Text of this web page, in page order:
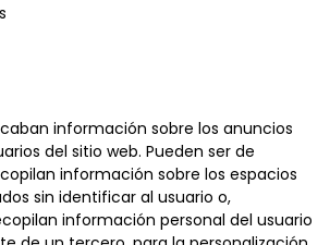
información sobre los anuncios
del sitio web. Pueden ser de
información sobre los espacios
sin identificar al usuario o,
información personal del usuario